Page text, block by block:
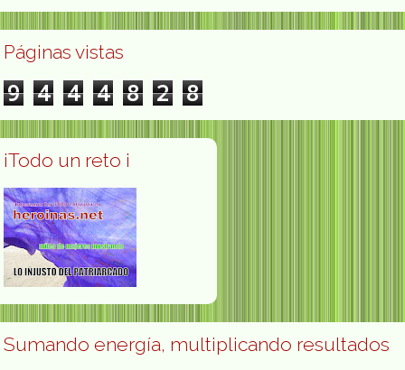
Páginas vistas
9 4 4 4 8 2 8
¡Todo un reto ¡
Sumando energía, multiplicando resultados